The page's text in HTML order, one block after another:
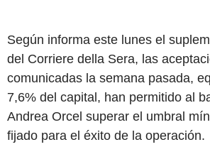
Según informa este lunes el
del Corriere della Sera, las
comunicadas la semana pasada,
7,6% del capital, han permitido al
Andrea Orcel superar el umbral
fijado para el éxito de la operación.